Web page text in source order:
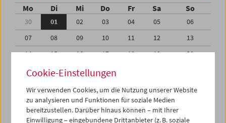
Mo Di Mi Do Fr Sa So
30 01 02 03 04 05
06
07
08 09 10 11 12
13
14
15 16 17 18 19
20
21
22 23 24
28
30 01
03
04
05 06 07 08 09
Cookie-Einstellungen
Wir verwenden Cookies, um die Nutzung unserer Website
zu analysieren und Funktionen für soziale Medien
bereitzustellen. Darüber hinaus können – mit Ihrer
Einwilligung – eingebundene Drittanbieter (z. B. soziale